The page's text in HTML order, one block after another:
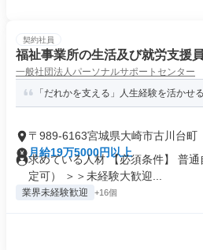
契約社員
福祉事業所の生活及び就労支援員
一般社団法人パーソナルサポートセンター
「だれかを支える」人生経験を活かせ
〒989-6163宮城県大崎市古川台町
月給19万5000円以上
求めている人材 【必須条件】 普
定可） ＞＞未経験大歓迎...
業界未経験歓迎 +16個